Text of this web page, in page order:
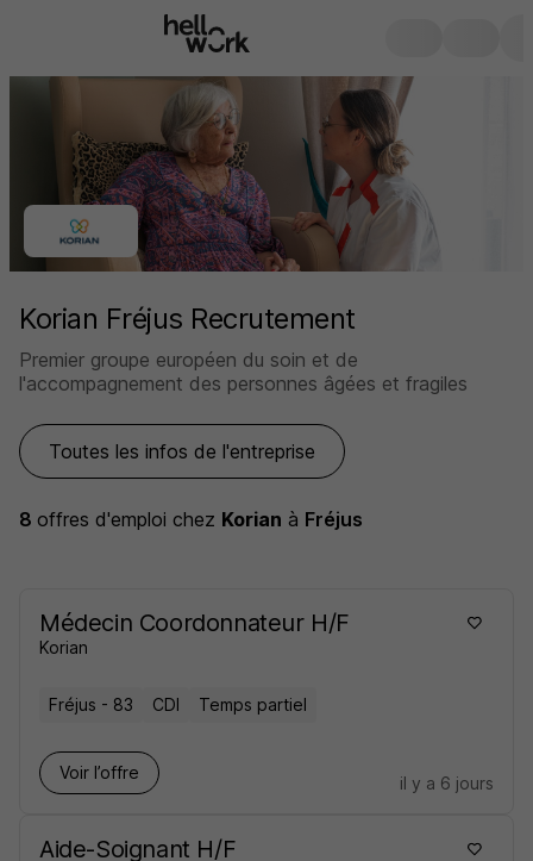
Korian Fréjus Recrutement
Premier groupe européen du soin et de
l'accompagnement des personnes âgées et fragiles
Toutes les infos de l'entreprise
8 offres d'emploi chez Korian à Fréjus
Médecin Coordonnateur H/F
Korian
Fréjus - 83 CDI Temps partiel
Voir l’offre
il y a 6 jours
Aide-Soignant H/F